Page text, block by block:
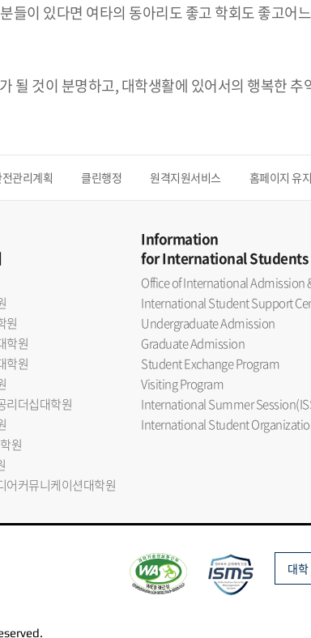
들이 있다면 여타의 동아리도 좋고 학회도 좋고어
될 것이 분명하고, 대학생활에 있어서의 행복한
관리계획 클린행정 원격지원서비스 홈페이지 유
원
학원
학원
리더십대학원
원
어커뮤니케이션대학원
Information
for International Students
Office of International Admission
International Student Support
Undergraduate Admission
Graduate Admission
Student Exchange Program
Visiting Program
International Summer
International Student
대